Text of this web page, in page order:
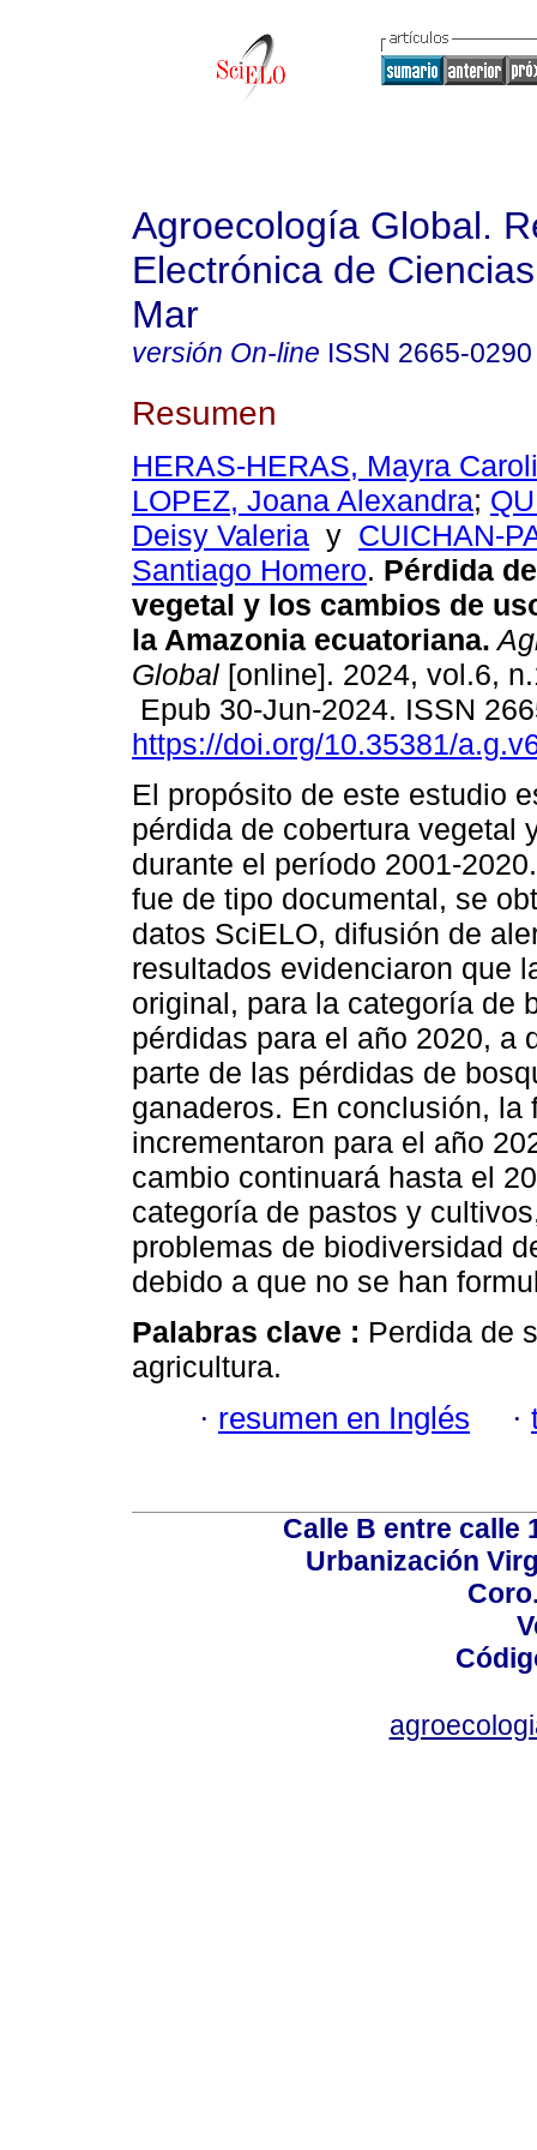
Agroecología Global.
Electrónica de
Mar
versión On-line ISSN 2665-0290
Resumen
HERAS-HERAS, Mayra
LOPEZ, Joana Alexandra;
Deisy Valeria y CUICHAN-
Santiago Homero. Pérdida
vegetal y los cambios de
la Amazonia ecuatoriana.
Global [online]. 2024, vol.6,
Epub 30-Jun-2024. ISSN
https://doi.org/10.35381/
El propósito de este estudio
pérdida de cobertura vegetal
durante el período 2001-
fue de tipo documental, se
datos SciELO, difusión de
resultados evidenciaron que
original, para la categoría de
pérdidas para el año 2020, a
parte de las pérdidas de
ganaderos. En conclusión,
incrementaron para el año
cambio continuará hasta el
categoría de pastos y
problemas de biodiversidad
debido a que no se han
Palabras clave : Perdida de
agricultura.
· resumen en Inglés ·
Calle B entre calle
Urbanización